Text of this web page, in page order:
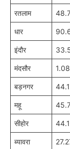
रतलाम
धार
इंदौर
मंदसौर 1.08
बड़नगर
महू
सीहोर
ब्यावरा